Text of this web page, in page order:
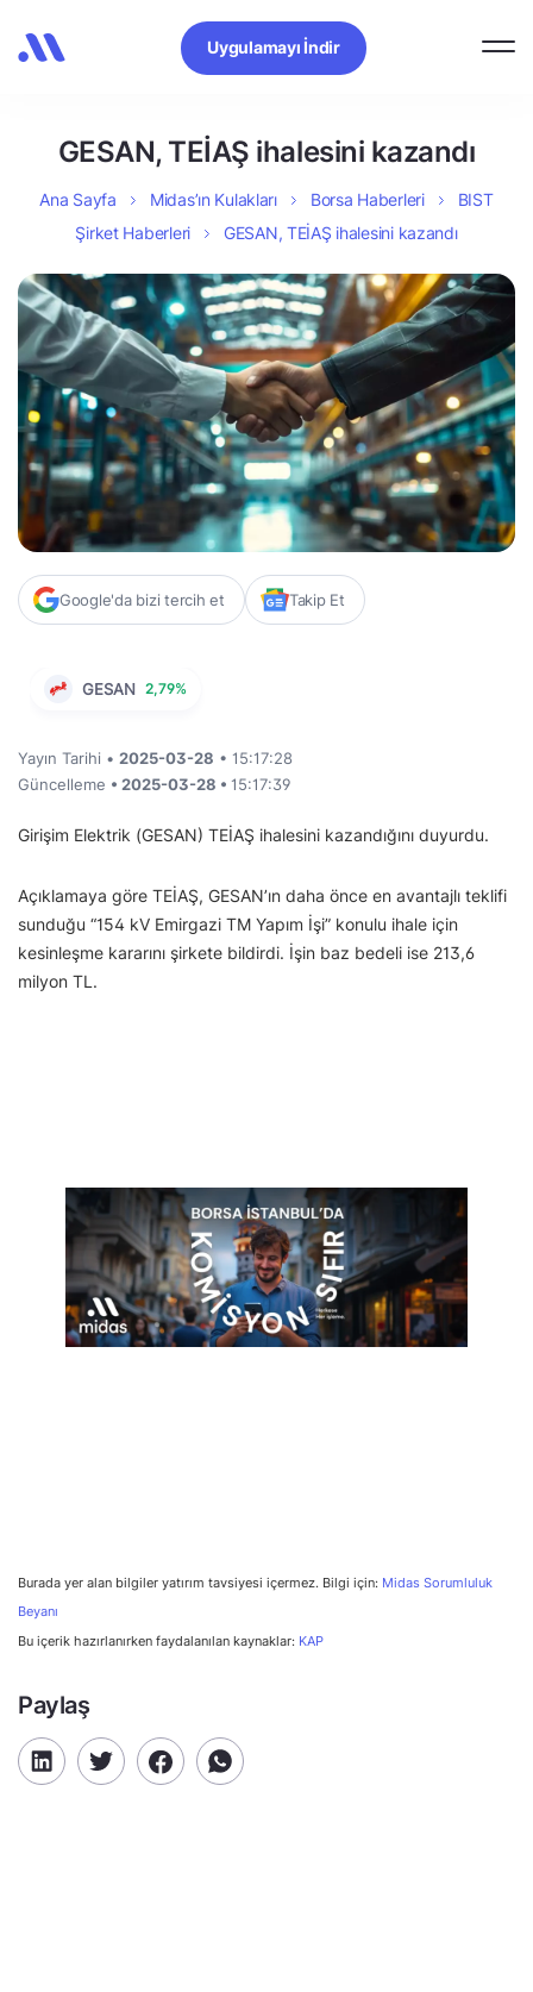
Uygulamayı İndir
GESAN, TEİAŞ ihalesini kazandı
Ana Sayfa Midas’ın Kulakları Borsa Haberleri
BIST
Şirket Haberleri
GESAN, TEİAŞ ihalesini kazandı
Google'da bizi tercih et Takip Et
GESAN 2,79%
Yayın Tarihi • 2025-03-28 • 15:17:28
Güncelleme • 2025-03-28 • 15:17:39
Girişim Elektrik (GESAN) TEİAŞ ihalesini kazandığını duyurdu.
Açıklamaya göre TEİAŞ, GESAN’ın daha önce en avantajlı teklifi
sunduğu “154 kV Emirgazi TM Yapım İşi” konulu ihale için
kesinleşme kararını şirkete bildirdi. İşin baz bedeli ise 213,6
milyon TL.
Burada yer alan bilgiler yatırım tavsiyesi içermez. Bilgi için: Midas Sorumluluk
Beyanı
Bu içerik hazırlanırken faydalanılan kaynaklar: KAP
Paylaş